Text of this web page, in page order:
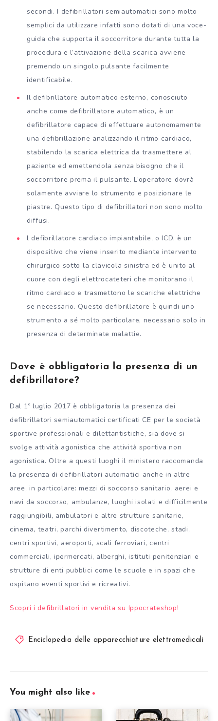
secondi. I defibrillatori semiautomatici sono molto
semplici da utilizzare infatti sono dotati di una voce-
guida che supporta il soccorritore durante tutta la
procedura e l’attivazione della scarica avviene
premendo un singolo pulsante facilmente
identificabile.
Il defibrillatore automatico esterno, conosciuto
anche come defibrillatore automatico, è un
defibrillatore capace di effettuare autonomamente
una defibrillazione analizzando il ritmo cardiaco,
stabilendo la scarica elettrica da trasmettere al
paziente ed emettendola senza bisogno che il
soccorritore prema il pulsante. L’operatore dovrà
solamente avviare lo strumento e posizionare le
piastre. Questo tipo di defibrillatori non sono molto
diffusi.
l defibrillatore cardiaco impiantabile, o ICD, è un
dispositivo che viene inserito mediante intervento
chirurgico sotto la clavicola sinistra ed è unito al
cuore con degli elettrocateteri che monitorano il
ritmo cardiaco e trasmettono le scariche elettriche
se necessario. Questo defibrillatore è quindi uno
strumento a sé molto particolare, necessario solo in
presenza di determinate malattie.
Dove è obbligatoria la presenza di un
defibrillatore?
Dal 1º luglio 2017 è obbligatoria la presenza dei
defibrillatori semiautomatici certificati CE per le società
sportive professionali e dilettantistiche, sia dove si
svolge attività agonistica che attività sportiva non
agonistica. Oltre a questi luoghi il ministero raccomanda
la presenza di defibrillatori automatici anche in altre
aree, in particolare: mezzi di soccorso sanitario, aerei e
navi da soccorso, ambulanze, luoghi isolati e difficilmente
raggiungibili, ambulatori e altre strutture sanitarie,
cinema, teatri, parchi divertimento, discoteche, stadi,
centri sportivi, aeroporti, scali ferroviari, centri
commerciali, ipermercati, alberghi, istituti penitenziari e
strutture di enti pubblici come le scuole e in spazi che
ospitano eventi sportivi e ricreativi.
Scopri i defibrillatori in vendita su Ippocrateshop!
Enciclopedia delle apparecchiature elettromedicali
You might also like